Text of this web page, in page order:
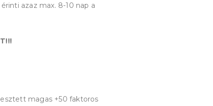
azaz max. 8-10 nap a
magas +50 faktoros